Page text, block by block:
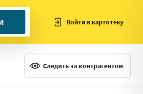
Войти в картотеку
Следить за контрагентом